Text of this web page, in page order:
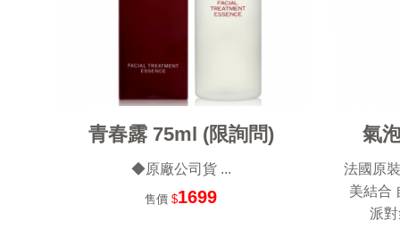
青春露 75ml (限詢問)
◆原廠公司貨 ...
售價$1699
氣
法國原
美結合
派